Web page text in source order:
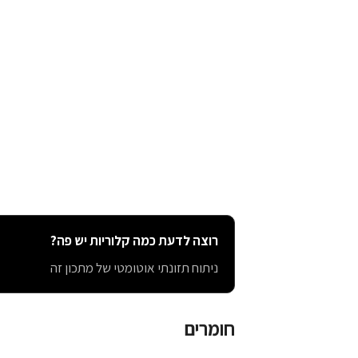
רוצה לדעת כמה קלוריות יש פה?
ניתוח תזונתי אוטומטי של מתכון זה
חומרים